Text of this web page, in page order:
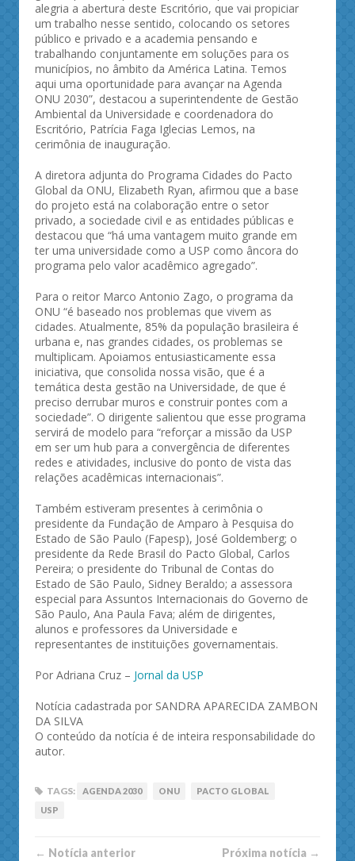
alegria a abertura deste Escritório, que vai propiciar
um trabalho nesse sentido, colocando os setores
público e privado e a academia pensando e
trabalhando conjuntamente em soluções para os
municípios, no âmbito da América Latina. Temos
aqui uma oportunidade para avançar na Agenda
ONU 2030”, destacou a superintendente de Gestão
Ambiental da Universidade e coordenadora do
Escritório, Patrícia Faga Iglecias Lemos, na
cerimônia de inauguração.
A diretora adjunta do Programa Cidades do Pacto
Global da ONU, Elizabeth Ryan, afirmou que a base
do projeto está na colaboração entre o setor
privado, a sociedade civil e as entidades públicas e
destacou que “há uma vantagem muito grande em
ter uma universidade como a USP como âncora do
programa pelo valor acadêmico agregado”.
Para o reitor Marco Antonio Zago, o programa da
ONU “é baseado nos problemas que vivem as
cidades. Atualmente, 85% da população brasileira é
urbana e, nas grandes cidades, os problemas se
multiplicam. Apoiamos entusiasticamente essa
iniciativa, que consolida nossa visão, que é a
temática desta gestão na Universidade, de que é
preciso derrubar muros e construir pontes com a
sociedade”. O dirigente salientou que esse programa
servirá de modelo para “reforçar a missão da USP
em ser um hub para a convergência de diferentes
redes e atividades, inclusive do ponto de vista das
relações acadêmicas internacionais”.
Também estiveram presentes à cerimônia o
presidente da Fundação de Amparo à Pesquisa do
Estado de São Paulo (Fapesp), José Goldemberg; o
presidente da Rede Brasil do Pacto Global, Carlos
Pereira; o presidente do Tribunal de Contas do
Estado de São Paulo, Sidney Beraldo; a assessora
especial para Assuntos Internacionais do Governo de
São Paulo, Ana Paula Fava; além de dirigentes,
alunos e professores da Universidade e
representantes de instituições governamentais.
Por Adriana Cruz – Jornal da USP
Notícia cadastrada por SANDRA APARECIDA ZAMBON
DA SILVA
O conteúdo da notícia é de inteira responsabilidade do
autor.
TAGS: AGENDA 2030 ONU
PACTO GLOBAL
USP
← Notí­cia anterior Próxima notí­­cia →